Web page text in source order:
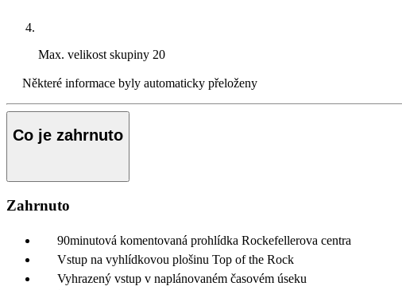
Max. velikost skupiny 20
Některé informace byly automaticky přeloženy
Co je zahrnuto
Zahrnuto
90minutová komentovaná prohlídka Rockefellerova centra
Vstup na vyhlídkovou plošinu Top of the Rock
Vyhrazený vstup v naplánovaném časovém úseku